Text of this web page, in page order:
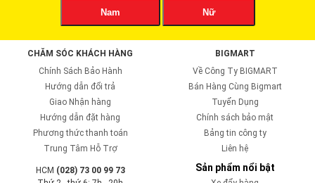
Nam Nữ
CHĂM SÓC KHÁCH HÀNG
Chính Sách Bảo Hành
Hướng dẫn đổi trả
Giao Nhận hàng
Hướng dẫn đặt hàng
Phương thức thanh toán
Trung Tâm Hỗ Trợ
BIGMART
Về Công Ty BIGMART
Bán Hàng Cùng Bigmart
Tuyển Dụng
Chính sách bảo mật
Bảng tin công ty
Liên hệ
HCM (028) 73 00 99 73
Sản phẩm nổi bật